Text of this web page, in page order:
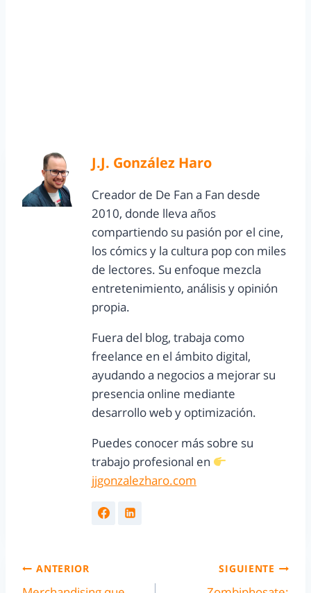
J.J. González Haro
Creador de De Fan a Fan desde
2010, donde lleva años
compartiendo su pasión por el cine,
los cómics y la cultura pop con miles
de lectores. Su enfoque mezcla
entretenimiento, análisis y opinión
propia.
Fuera del blog, trabaja como
freelance en el ámbito digital,
ayudando a negocios a mejorar su
presencia online mediante
desarrollo web y optimización.
Puedes conocer más sobre su
trabajo profesional en
jjgonzalezharo.com
ANTERIOR SIGUIENTE